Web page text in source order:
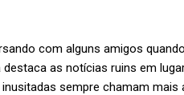
com alguns amigos
as notícias ruins em
sempre chamam